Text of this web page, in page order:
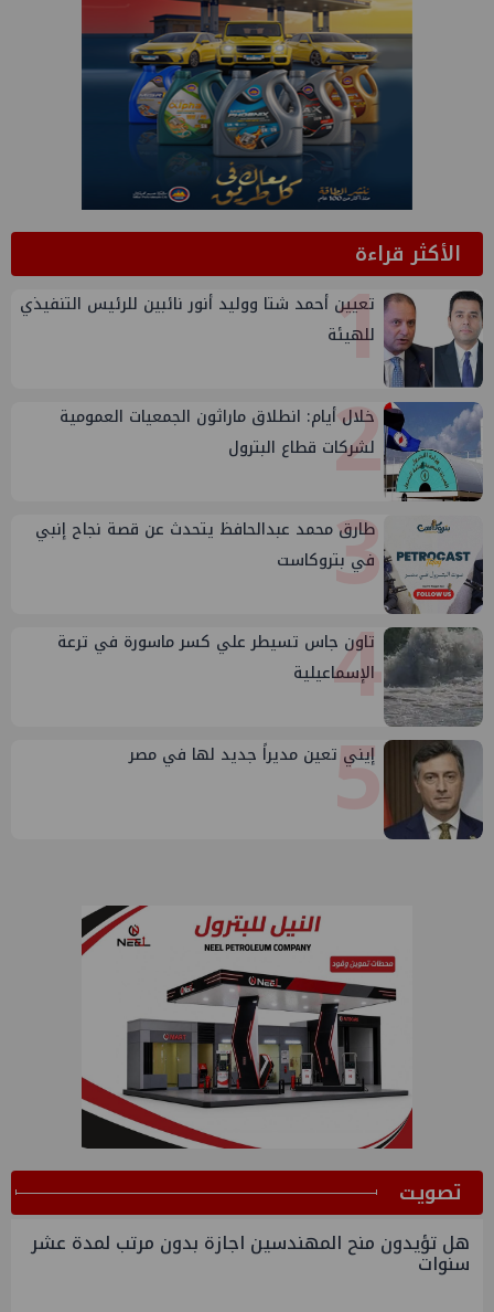
الأكثر قراءة1
تعيين أحمد شتا ووليد أنور نائبين للرئيس التنفيذي
للهيئة
2
خلال أيام: انطلاق ماراثون الجمعيات العمومية
لشركات قطاع البترول
3
طارق محمد عبدالحافظ يتحدث عن قصة نجاح إنبي
في بتروكاست
4
تاون جاس تسيطر علي كسر ماسورة في ترعة
الإسماعيلية
5
إيني تعين مديراً جديد لها في مصر
ﺗﺼﻮﻳﺖ
هل تؤيدون منح المهندسين اجازة بدون مرتب لمدة عشر
سنوات